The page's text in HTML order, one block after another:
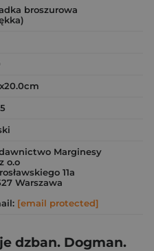
broszurowa
Marginesy
o.o
11a
Warszawa
[email protected]
dzban. Dogman.